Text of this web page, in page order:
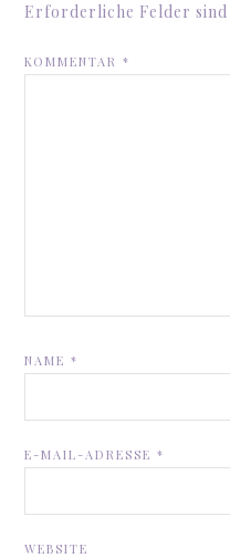
Erforderliche Felder
KOMMENTAR*
NAME*
E-MAIL-ADRESSE*
WEBSITE